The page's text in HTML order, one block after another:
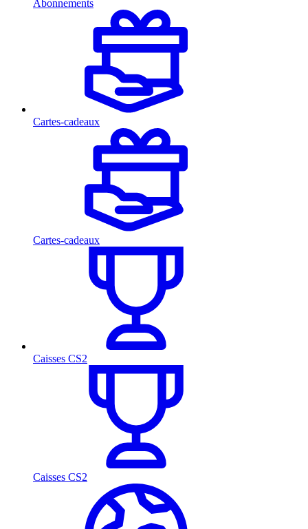
Abonnements
Cartes-cadeaux
Cartes-cadeaux
Caisses CS2
Caisses CS2